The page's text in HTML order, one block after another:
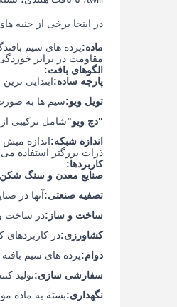
در اینجا برخی از جنبه
ماده:پرده های سیم
مقاومت در برابر
الگوهای بافت:
پارچه ساده:ابتدایی
تویل ویو:سیم ها به
"دچ ویو"شامل ترکیبی
اندازه شبكه:اندازه
ذرات بزرگتر استفاده
کاربردها:
صنایع معدن و سنگ
تصفیه صنعتی:آنها در
ساخت و ساز:در ساخت و
کشاورزی:در
دوام:پرده های سیم
سفارشی سازی:تولید
نگهداری:بسته به ماده